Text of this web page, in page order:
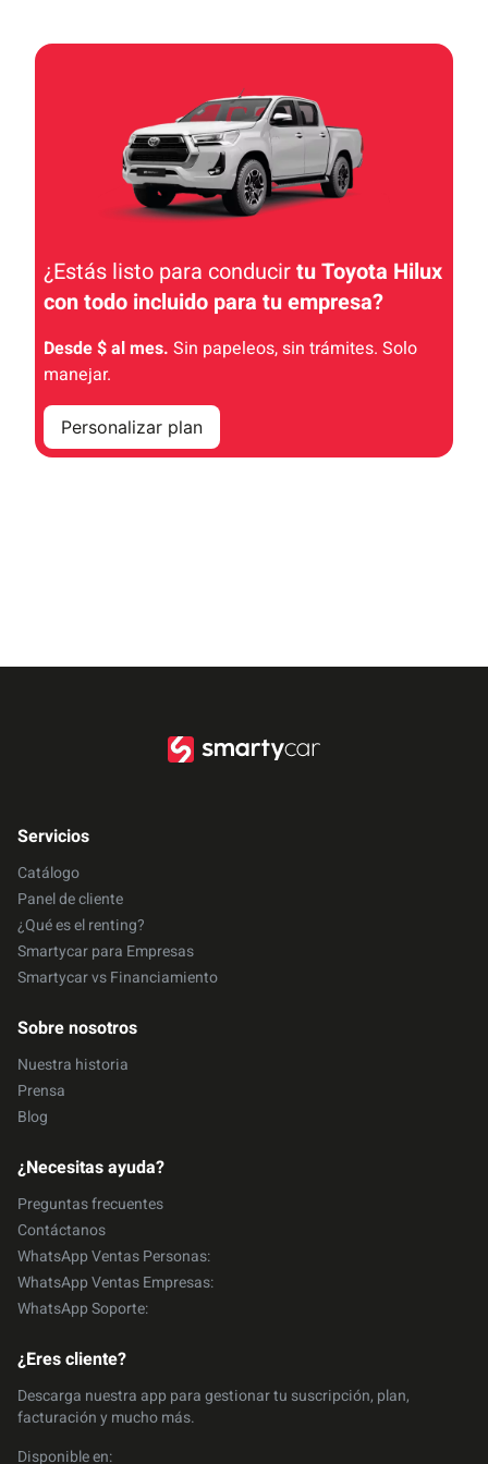
¿Estás listo para conducirtu Toyota Hilux
con todo incluido para tu empresa?
Desde $ al mes. Sin papeleos, sin trámites. Solo
manejar.
Personalizar plan
Servicios
Catálogo
Panel de cliente
¿Qué es el renting?
Smartycar para Empresas
Smartycar vs Financiamiento
Sobre nosotros
Nuestra historia
Prensa
Blog
¿Necesitas ayuda?
Preguntas frecuentes
Contáctanos
WhatsApp Ventas Personas:
WhatsApp Ventas Empresas:
WhatsApp Soporte:
¿Eres cliente?
Descarga nuestra app para gestionar tu suscripción, plan,
facturación y mucho más.
Disponible en: